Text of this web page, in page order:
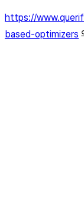
https://
based-optimizers